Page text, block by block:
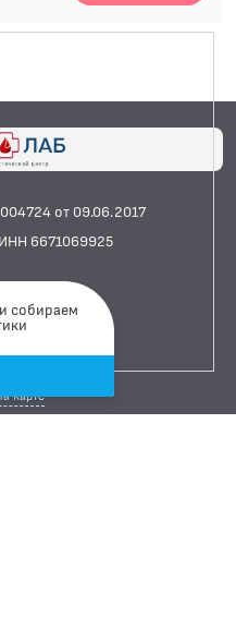
от 09.06.2017
6671069925
103
карте
собираем